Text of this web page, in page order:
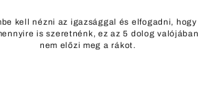
kell nézni az igazsággal és elfogadni, hogy
is szeretnénk, ez az 5 dolog valójában
nem előzi meg a rákot.